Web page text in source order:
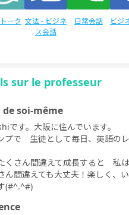
ーク 文法 - ビジネ
ス会話
日常会話 ビジ
デイリートピ
sur le professeur
soi-même
です。大阪に住んでいます。
プで 生徒として毎日、英語のレ
くさん間違えて成長すると 私
ん間違えても大丈夫！楽しく、
(#^.^#)